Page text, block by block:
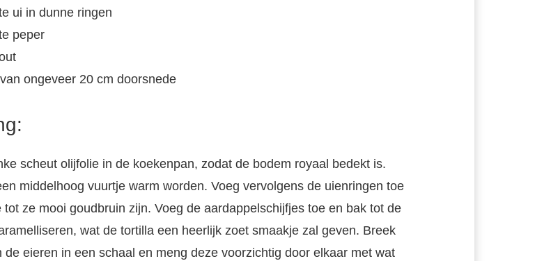
ui in dunne ringen
peper
ongeveer 20 cm doorsnede
scheut olijfolie in de koekenpan, zodat de bodem royaal bedekt is.
middelhoog vuurtje warm worden. Voeg vervolgens de uienringen toe
tot ze mooi goudbruin zijn. Voeg de aardappelschijfjes toe en bak tot de
wat de tortilla een heerlijk zoet smaakje zal geven. Breek
de eieren in een schaal en meng deze voorzichtig door elkaar met wat